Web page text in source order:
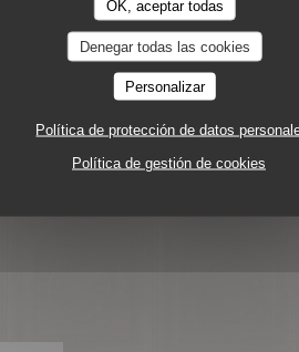
OK, aceptar todas
Denegar todas las cookies
Personalizar
Política de protección de datos
Política de gestión de cookies
Paris
((abre en una nueva ventana))